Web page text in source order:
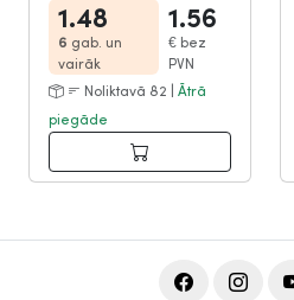
1.48
6 gab. un
vairāk
1.56
€ bez
PVN
Noliktavā 82 | Ātrā
piegāde